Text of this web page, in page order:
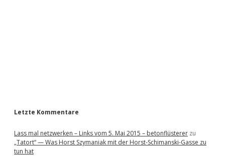
Letzte Kommentare
Lass mal netzwerken – Links vom 5. Mai 2015 – betonflüsterer zu
„Tatort“ — Was Horst Szymaniak mit der Horst-Schimanski-Gasse zu
tun hat